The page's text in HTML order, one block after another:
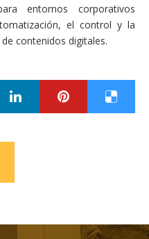
entornos corporativos
el control y la
contenidos digitales.